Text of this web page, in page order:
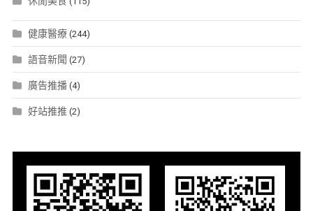
健康醫療(244)
語音新聞 (27)
廣告推播(4)
好站推推 (2)